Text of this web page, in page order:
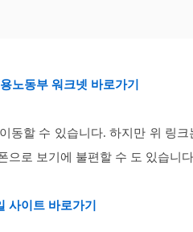
노동부 워크넷 바로가기
동할 수 있습니다. 하지만 위 링크
으로 보기에 불편할 수 도 있습니
사이트 바로가기